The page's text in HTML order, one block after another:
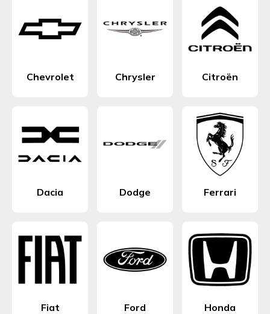
Chevrolet Chrysler Citroën
Dacia Dodge Ferrari
Fiat Ford Honda